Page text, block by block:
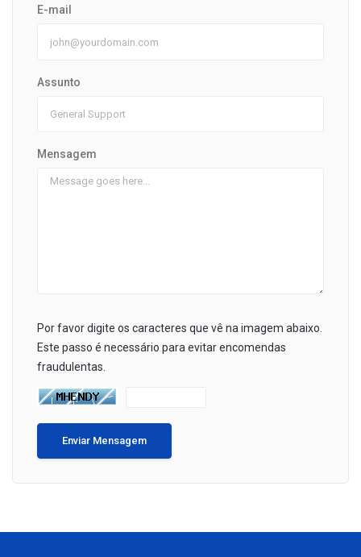
E-mail
Assunto
Mensagem
Por favor digite os caracteres que vê na imagem abaixo.
Este passo é necessário para evitar encomendas
fraudulentas.
Enviar Mensagem